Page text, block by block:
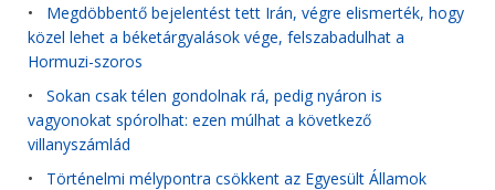
• Megdöbbentő bejelentést tett Irán, végre elismerték, hogy
közel lehet a béketárgyalások vége, felszabadulhat a
Hormuzi-szoros
• Sokan csak télen gondolnak rá, pedig nyáron is
vagyonokat spórolhat: ezen múlhat a következő
villanyszámlád
• Történelmi mélypontra csökkent az Egyesült Államok